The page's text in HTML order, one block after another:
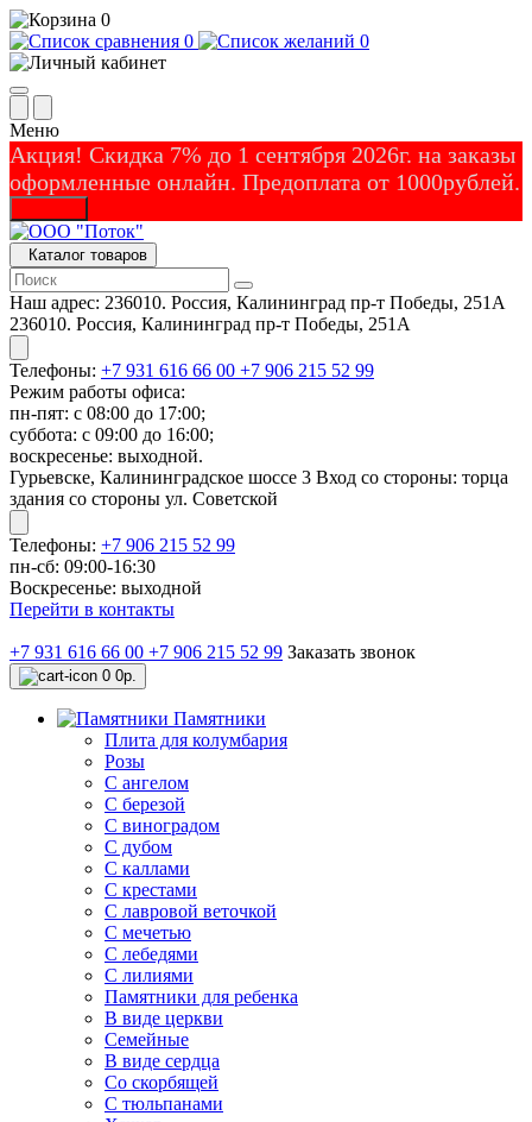
0
0
0
Меню
Акция! Скидка 7% до 1 сентября 2026г. на заказы
оформленные онлайн. Предоплата от 1000рублей.
Каталог товаров
Наш адрес: 236010. Россия, Калининград пр-т Победы, 251А
236010. Россия, Калининград пр-т Победы, 251А
Телефоны: +7 931 616 66 00 +7 906 215 52 99
Режим работы офиса:
пн-пят: с 08:00 до 17:00;
суббота: с 09:00 до 16:00;
воскресенье: выходной.
Гурьевске, Калининградское шоссе 3 Вход со стороны: торца
здания со стороны ул. Советской
Телефоны: +7 906 215 52 99
пн-сб: 09:00-16:30
Воскресенье: выходной
Перейти в контакты
+7 931 616 66 00 +7 906 215 52 99 Заказать звонок
0 0р.
Памятники
Плита для колумбария
Розы
C ангелом
C березой
С виноградом
С дубом
С каллами
С крестами
С лавровой веточкой
С мечетью
C лебедями
С лилиями
Памятники для ребенка
В виде церкви
Семейные
В виде сердца
Со скорбящей
С тюльпанами